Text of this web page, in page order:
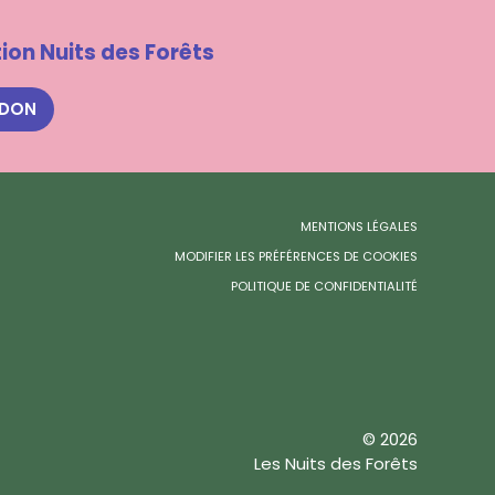
Nuits des Forêts
MENTIONS LÉGALES
MODIFIER LES PRÉFÉRENCES DE COOKIES
POLITIQUE DE CONFIDENTIALITÉ
© 2026
Les Nuits des Forêts